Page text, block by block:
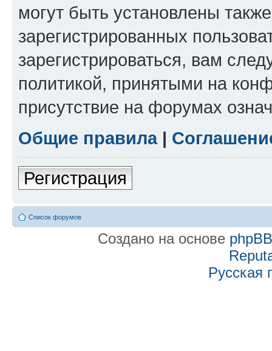
могут быть установлены
зарегистрированных
зарегистрироваться, вам
политикой, принятыми на
присутствие на форумах
Общие правила|
Регистрация
Список форумов
Создано на основе phpBB
Русская